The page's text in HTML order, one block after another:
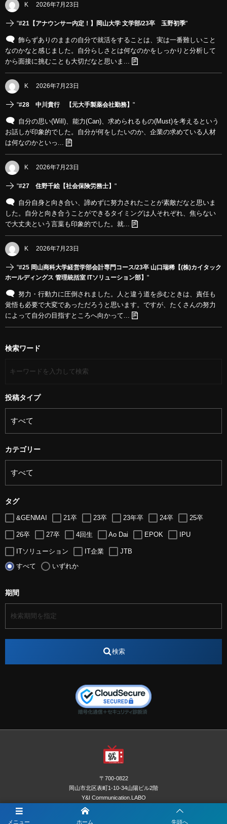
メニュー ホーム 先頭へ
K 2026年7月23日
"#21【アナウンサー内定！】岡山大学 文学部/23卒 玉野初季"
飾らずありのままの自分で就活をすることは、実は一番難しいこと
なのかなと感じました。自分らしさとは何なのかをしっかりと分析して
から面接に挑むことも大切だなと思いま...
K 2026年7月23日
"#28 中川貴行 【元大手製薬会社勤務】 "
自分の思い(Will)、能力(Can)、求められるもの(Must)を考えるという
お話しが印象的でした。自分が何をしたいのか、企業の求めている人材
は何なのかといっ...
K 2026年7月23日
"#27 住野千絵【社会保険労務士】 "
自分自身と向き合い、諦めずに努力されたことが素敵だなと思いま
した。自分と向き合うことができるタイミングは人それぞれ、焦らない
で大丈夫という言葉も印象的でした。就...
K 2026年7月23日
"#25 岡山商科大学経営学部会計専門コース/23卒 山口瑞稀【(株)カイタック
ホールディングス 管理統括室 ITソリューション部】 "
努力・行動力に圧倒されました。人と違う道を歩むときは、責任も
覚悟も必要で大変であっただろうと思います。ですが、たくさんの努力
によって自分の目指すところへ向かって...
検索ワード
投稿タイプ
カテゴリー
タグ
&GENMAI 21卒 23卒 23年卒 24卒 25卒
26卒 27卒 4回生 Ao Dai EPOK IPU
ITソリューション IT企業 JTB
LUGZ ENTERTAINMENT
アナウンサー
エスタカヤ電子工業
オンライン カイタック
キーエンス流性弱説経営 キーエンス解剖
セレクトショップ
ナカシマプロペラ株式会社
ノートルダム ノートルダム清心
ノートルダム清心女子大学 パーソナルカラー診断
すべて いずれか
期間
検索
〒700-0822
岡山市北区表町1-10-34山陽ビル2階
Y&I Communication.LABO
お電話でのお問合わせはこちら